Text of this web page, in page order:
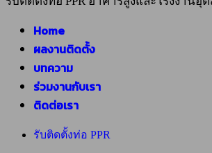
Home
ผลงานติดตั้ง
บทความ
ร่วมงานกับเรา
ติดต่อเรา
รับติดตั้งท่อ PPR